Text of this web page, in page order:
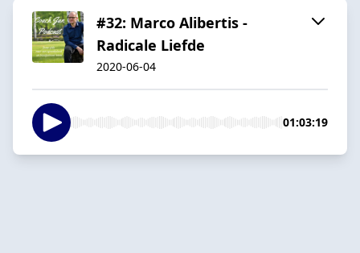
#32: Marco Alibertis -
Radicale Liefde
2020-06-04
01:03:19